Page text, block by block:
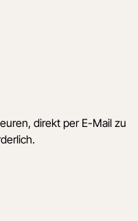
direkt per E-Mail zu